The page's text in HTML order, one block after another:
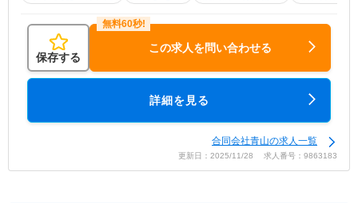
保存する
この求人を問い合わせる
詳細を見る
合同会社青山の求人一覧
更新日：2025/11/28 求人番号：9863183